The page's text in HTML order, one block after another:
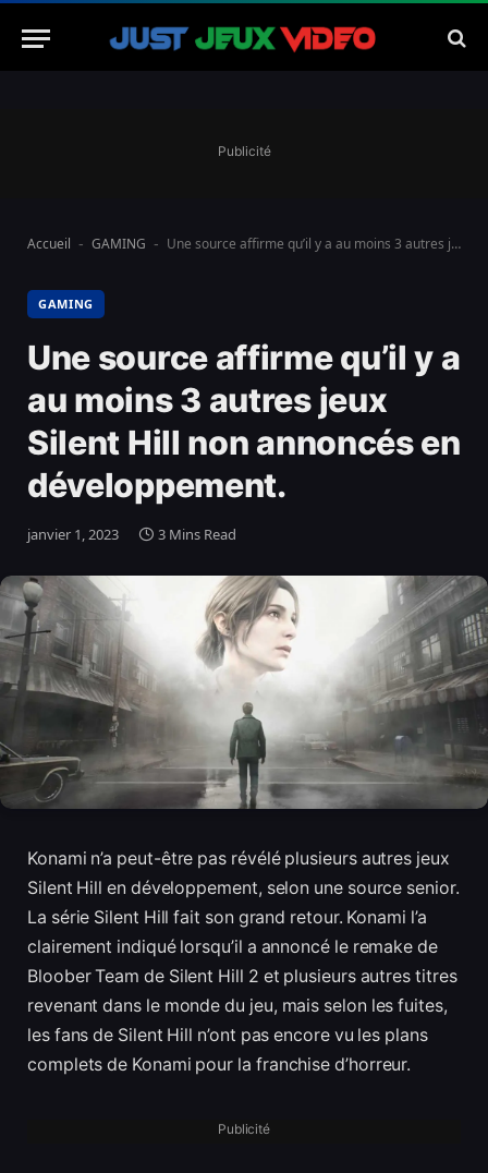
Publicité
Accueil - GAMING - Une source affirme qu’il y a au moins 3 autres jeux Silent Hill non annoncés en développement.
GAMING
Une source affirme qu’il y a
au moins 3 autres jeux
Silent Hill non annoncés en
développement.
janvier 1, 2023 3 Mins Read
Konami n’a peut-être pas révélé plusieurs autres jeux
Silent Hill en développement, selon une source senior.
La série Silent Hill fait son grand retour. Konami l’a
clairement indiqué lorsqu’il a annoncé le remake de
Bloober Team de Silent Hill 2 et plusieurs autres titres
revenant dans le monde du jeu, mais selon les fuites,
les fans de Silent Hill n’ont pas encore vu les plans
complets de Konami pour la franchise d’horreur.
Publicité